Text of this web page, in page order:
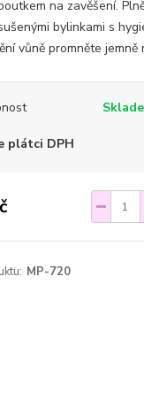
na zavěšení.
bylinkami s
vůně promněte jemně
plátci DPH
MP-720